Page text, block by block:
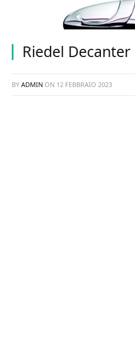
Riedel
BY ADMIN ON 12 FEBBRAIO 2023